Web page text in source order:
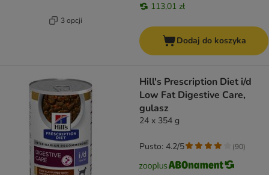
3 opcji
113,01 zł
Dodaj do koszyka
Hill's Prescription Diet i/d
Low Fat Digestive Care,
gulasz
24 x 354 g
Pusto: 4.2/5 (90)